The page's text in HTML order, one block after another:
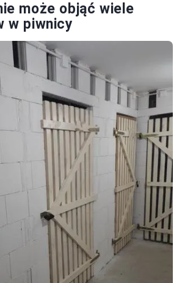
może objąć wiele
w piwnicy